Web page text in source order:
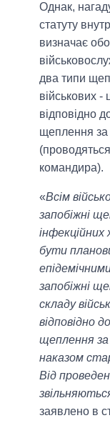
Однак,
статуту
визначає
два типи
військових -
відповідно
щеплення за
командира).
«Всім
запобіжні
бути
запобіжні
складу
відповідно
щеплення за
наказом
Від
заявлено в